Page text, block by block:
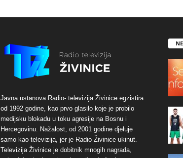
Javna ustanova Radio- televizija Živinice egzistira
od 1992 godine, kao prvo glasilo koje je probilo
medijsku blokadu u toku agresije na Bosnu i
Hercegovinu. Nažalost, od 2001 godine djeluje
samo kao televizija, jer je Radio Živinice ukinut.
Televizija Živinice je dobitnik mnogih nagrada,